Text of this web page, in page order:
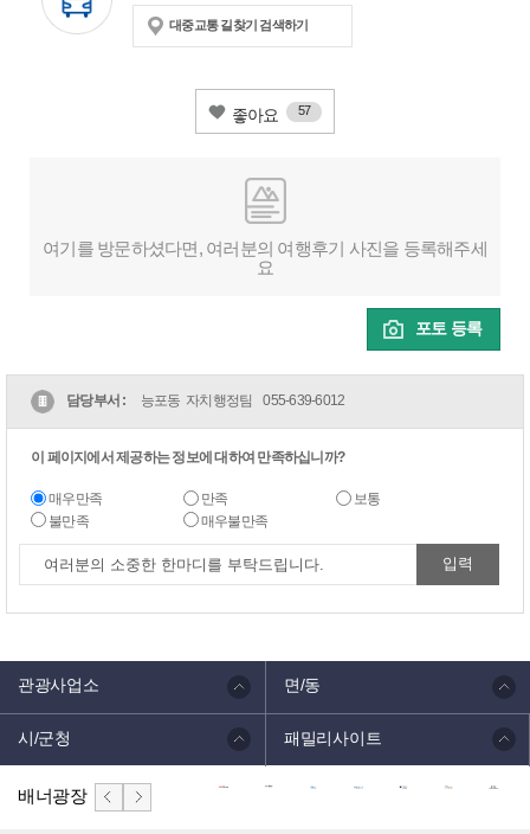
대중교통 길찾기 검색하기
좋아요 57
여기를 방문하셨다면, 여러분의 여행후기 사진을 등록해주세
요
포토 등록
담당부서 : 능포동 자치행정팀055-639-6012
이 페이지에서 제공하는 정보에 대하여 만족하십니까?
매우만족 만족
보통
불만족
매우불만족
관광사업소 면/동
시/군청 패밀리사이트
배너광장